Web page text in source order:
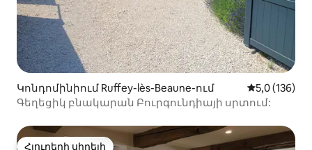
Կոնդոմինիում Ruffey-lès-Beaune-ում Միջին
5,0 (136)
Գեղեցիկ բնակարան Բուրգունդիայի սրտում:
Հյուրերի սիրելի